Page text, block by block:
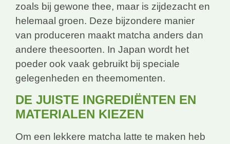
zoals bij gewone thee, maar is zijdezacht en
helemaal groen. Deze bijzondere manier
van produceren maakt matcha anders dan
andere theesoorten. In Japan wordt het
poeder ook vaak gebruikt bij speciale
gelegenheden en theemomenten.
DE JUISTE INGREDIËNTEN EN
MATERIALEN KIEZEN
Om een lekkere matcha latte te maken heb